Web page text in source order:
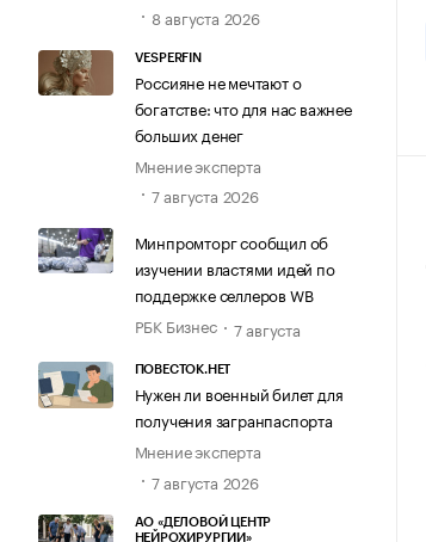
8 августа 2026
VESPERFIN
Россияне не мечтают о
богатстве: что для нас важнее
больших денег
Мнение эксперта
7 августа 2026
Минпромторг сообщил об
изучении властями идей по
поддержке селлеров WB
РБК Бизнес
7 августа
ПОВЕСТОК.НЕТ
Нужен ли военный билет для
получения загранпаспорта
Мнение эксперта
7 августа 2026
АО «ДЕЛОВОЙ ЦЕНТР
НЕЙРОХИРУРГИИ»